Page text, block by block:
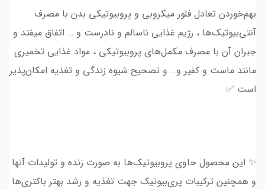
بهم‌خوردن تعادل فلور میکروبی و پروبیوتیکی بدن با مصرف
آنتی‌بیوتیک‌ها ، رژیم غذایی ناسالم و نادرست و … اتفاق میفتد و
جبران آن با مصرف مکمل‌های پروبیوتیکی ، مواد غذایی تخمیری
مانند ماست و کفیر و.. و تصحیح شیوه زندگی و تغذیه امکان‌پذیر
است ✅
✨ این محصول حاوی پروبیوتیک‌ها به صورت زنده و تولیدات آنها
و همچنین ترکیبات پری‌بیوتیک جهت تغذیه و رشد بهتر باکتری‌ها